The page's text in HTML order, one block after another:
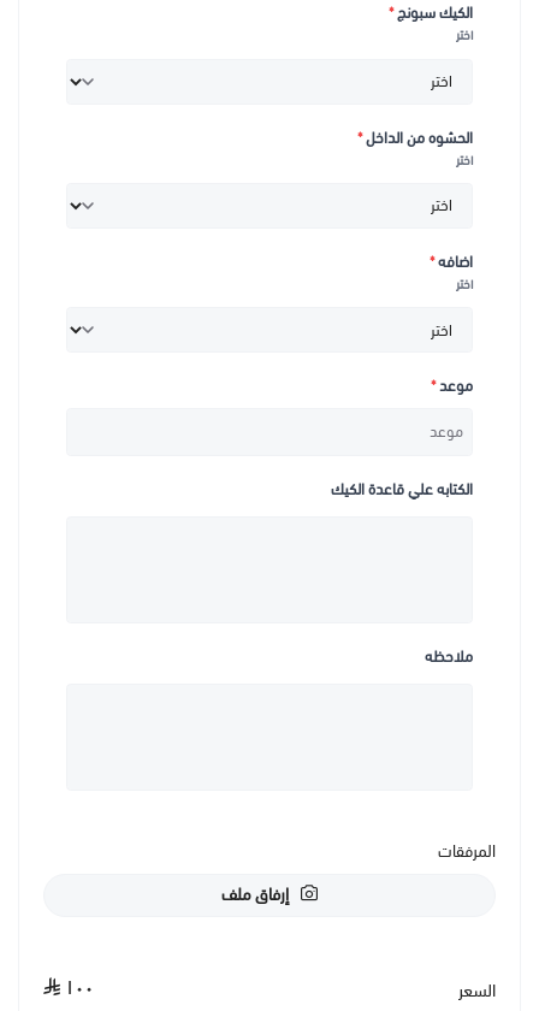
الكيك سبونج*
اختر
الحشوه من الداخل*
اختر
اضافه*
اختر
موعد*
الكتابه علي قاعدة الكيك
ملاحظه
المرفقات
إرفاق ملف
السعر ١٠٠